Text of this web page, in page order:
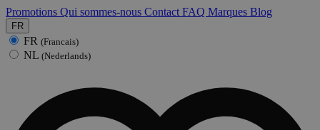
Promotions Qui sommes-nous Contact FAQ Marques Blog
FR
FR (Francais)
NL (Nederlands)